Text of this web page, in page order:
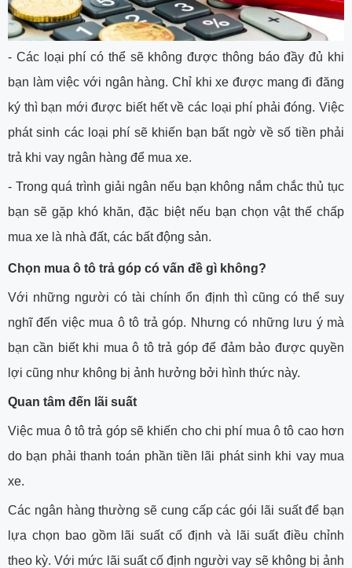
- Các loại phí có thể sẽ không được thông báo đầy đủ khi
bạn làm việc với ngân hàng. Chỉ khi xe được mang đi đăng
ký thì bạn mới được biết hết về các loại phí phải đóng. Việc
phát sinh các loại phí sẽ khiến bạn bất ngờ về số tiền phải
trả khi vay ngân hàng để mua xe.
- Trong quá trình giải ngân nếu bạn không nắm chắc thủ tục
bạn sẽ gặp khó khăn, đặc biệt nếu bạn chọn vật thế chấp
mua xe là nhà đất, các bất động sản.
Chọn mua ô tô trả góp có vấn đề gì không?
Với những người có tài chính ổn định thì cũng có thể suy
nghĩ đến việc mua ô tô trả góp. Nhưng có những lưu ý mà
bạn cần biết khi mua ô tô trả góp để đảm bảo được quyền
lợi cũng như không bị ảnh hưởng bởi hình thức này.
Quan tâm đến lãi suất
Việc mua ô tô trả góp sẽ khiến cho chi phí mua ô tô cao hơn
do bạn phải thanh toán phần tiền lãi phát sinh khi vay mua
xe.
Các ngân hàng thường sẽ cung cấp các gói lãi suất để bạn
lựa chọn bao gồm lãi suất cố định và lãi suất điều chỉnh
theo kỳ. Với mức lãi suất cố định người vay sẽ không bị ảnh